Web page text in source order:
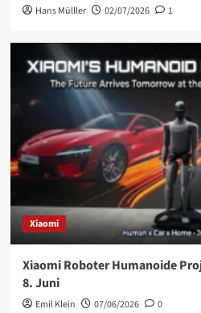
Hans Mülller 02/07/2026 1
Xiaomi
Xiaomi Roboter Humanoide
8. Juni
Emil Klein 07/06/2026 0